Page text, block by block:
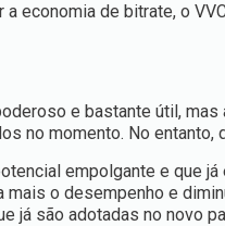
economia de bitrate, o
e bastante útil,
no momento. No
empolgante e que
mais o desempenho e
já são adotadas no novo